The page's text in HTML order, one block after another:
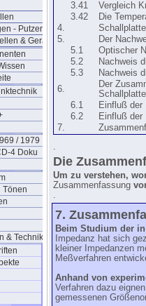
- Putzen
& Geräte
/ 1979
4 Doku
Tönen
& Technik
3.41
Vergleich
3.42
Die
4.
5.
Der
5.1
Optischer
5.2
Nachweis
5.3
Nachweis
6.
Der
6.1
Einfluß der
6.2
Einfluß der
7.
.
Die
Um zu verstehen,
Zusammenfassung
.
7.
Beim Studium der
Impedanz hat sich
kleiner Impedanzen
Meßverfahren
Anhand von
Verfahren dazu
gemessenen